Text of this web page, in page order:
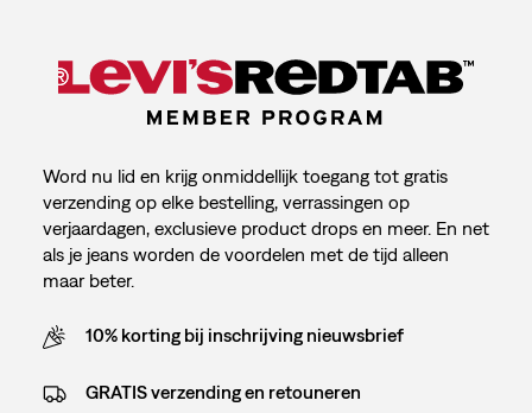
Word nu lid en krijg onmiddellijk toegang tot gratis
verzending op elke bestelling, verrassingen op
verjaardagen, exclusieve product drops en meer. En net
als je jeans worden de voordelen met de tijd alleen
maar beter.
10% korting bij inschrijving nieuwsbrief
GRATIS verzending en retouneren